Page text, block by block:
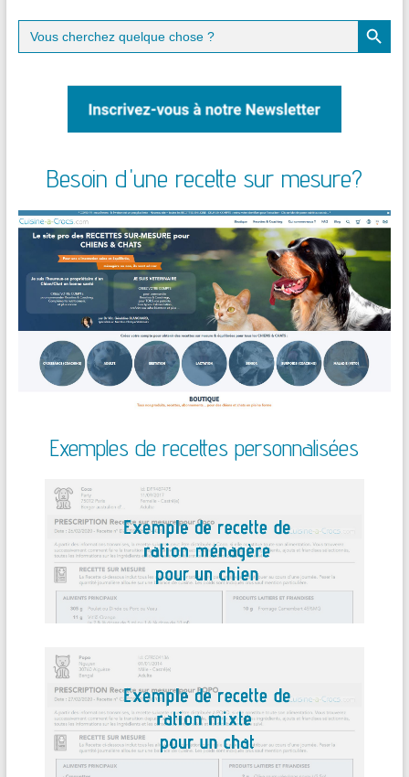
Search
for:
Search Button
Besoin d'une recette sur mesure?
Exemples de recettes personnalisées